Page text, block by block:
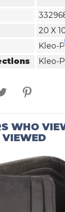
20 X
Kleo-
Kleo-
WHO